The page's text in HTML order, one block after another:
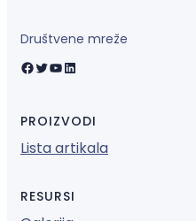
Društvene mreže
Facebook Twitter YouTube LinkedIn
PROIZVODI
Lista artikala
RESURSI